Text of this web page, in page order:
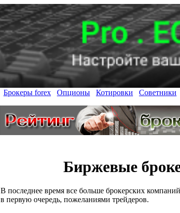
Брокеры forex Опционы Котировки Советники
Биржевые
В последнее время все больше брокерских
в первую очередь, пожеланиями трейдеров.